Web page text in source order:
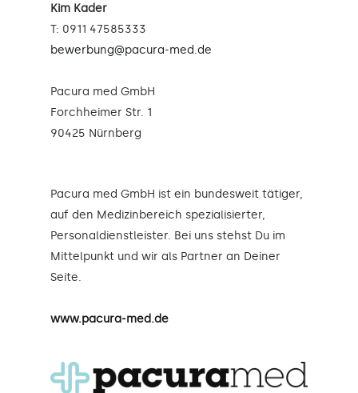
Kim Kader
T: 0911 47585333
bewerbung@pacura-med.de
Pacura med GmbH
Forchheimer Str. 1
90425 Nürnberg
Pacura med GmbH ist ein bundesweit tätiger,
auf den Medizinbereich spezialisierter,
Personaldienstleister. Bei uns stehst Du im
Mittelpunkt und wir als Partner an Deiner
Seite.
www.pacura-med.de